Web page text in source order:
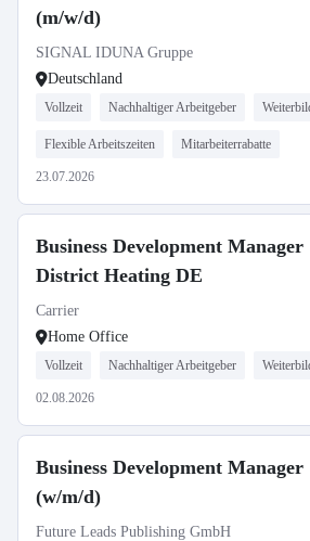
(m/w/d)
SIGNAL IDUNA Gruppe
Deutschland
Vollzeit Nachhaltiger Arbeitgeber
Flexible Arbeitszeiten Mitarbeiterrabatte
23.07.2026
Business Development Manager
District Heating DE
Carrier
Home Office
Vollzeit Nachhaltiger Arbeitgeber
02.08.2026
Business Development Manager
(w/m/d)
Future Leads Publishing GmbH